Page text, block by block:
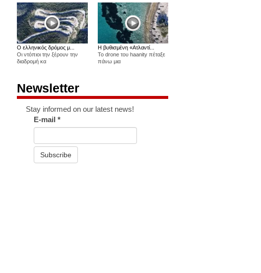
Ο ελληνικός δρόμος μ...
Οι ντόπιοι την ξέρουν την
διαδρομή κα
Η βυθισμένη «Ατλαντί...
Το drone του haanity πέταξε
πάνω μια
Newsletter
Stay informed on our latest news!
E-mail*
Subscribe